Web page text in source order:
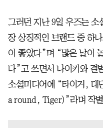
그러던 지난 9일 우즈는 소
장 상징적인 브랜드 중 하
이 좋았다”며 “많은 날이
다”고 쓰면서 나이키와 결
소셜미디어에 “타이거,
a round, Tiger)”라며 작